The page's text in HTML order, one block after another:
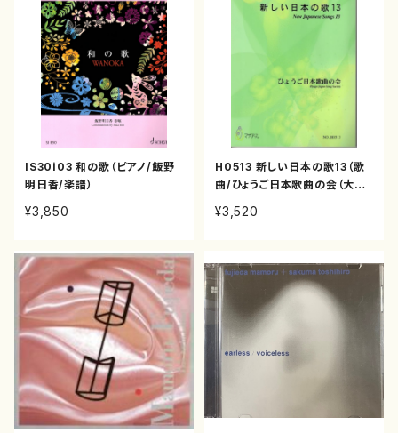
IS30i03 和の歌（ピアノ/飯野
明日香/楽譜）
¥3,850
H0513 新しい日本の歌13（歌
曲/ひょうご日本歌曲の会（大久
徳雄、高橋滋子、中西覚、三善有
¥3,520